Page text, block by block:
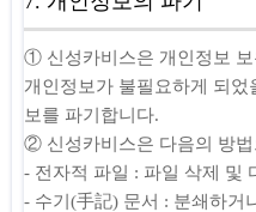
① 신성카비스은 개인정보
개인정보가 불필요하게 되
보를 파기합니다.
② 신성카비스은 다음의 방
- 전자적 파일 : 파일 삭제 및
- 수기(手記) 문서 : 분쇄하거